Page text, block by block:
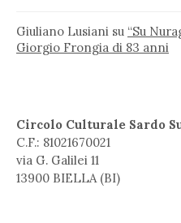
Giuliano Lusiani su “Su
Giorgio Frongia di 83 anni
Circolo Culturale Sardo
C.F.: 81021670021
via G. Galilei 11
13900 BIELLA (BI)